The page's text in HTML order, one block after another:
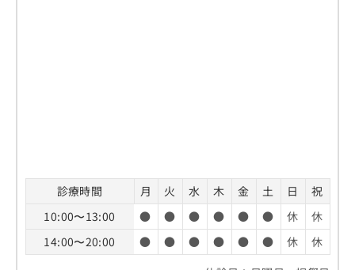
診療時間 月 火 水 木 金 土 日
祝
10:00〜13:00
● ● ● ● ● ● 休
休
14:00〜20:00
● ● ● ● ● ● 休
休